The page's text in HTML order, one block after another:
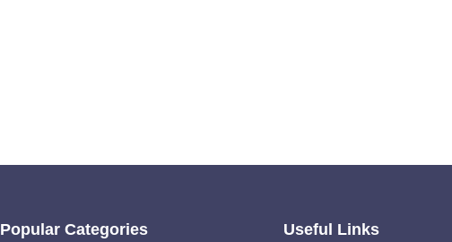
Popular Categories Useful Links